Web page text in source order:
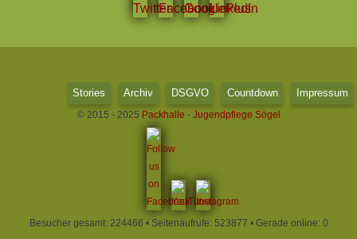
Impressum
Countdown
DSGVO
Archiv
Stories
© 2015 - 2025 Packhalle - Jugendpflege Sögel
Besucher gesamt: 224466 • Seitenaufrufe: 523877 • Gerade online: 0